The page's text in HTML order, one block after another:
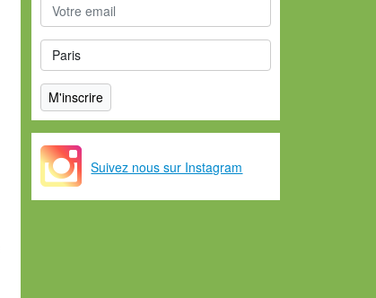
Suivez nous sur Instagram